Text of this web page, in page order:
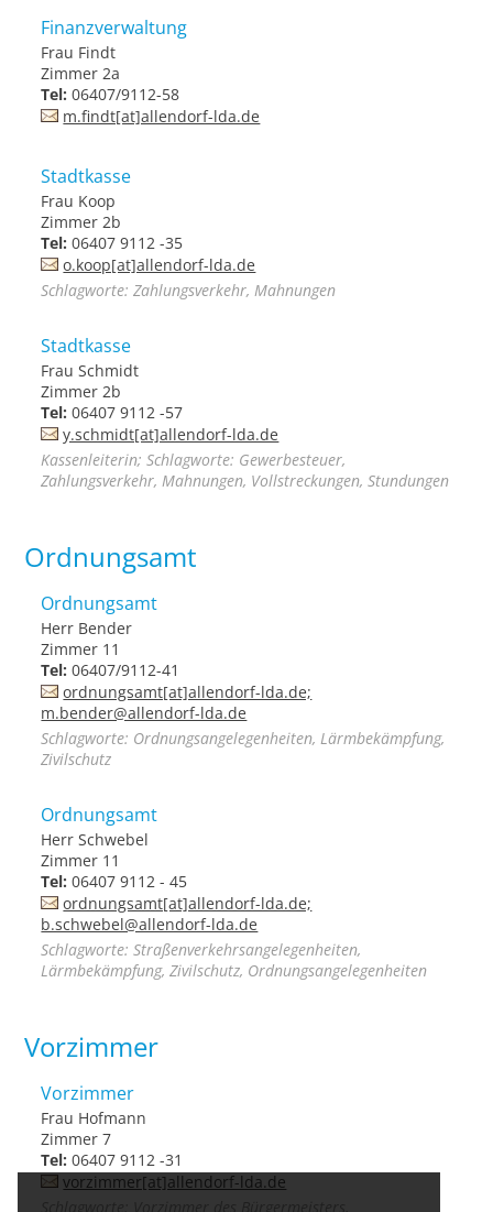
Finanzverwaltung
Frau Findt
Zimmer 2a
Tel: 06407/9112-58
m.findt[at]allendorf-lda.de
Stadtkasse
Frau Koop
Zimmer 2b
Tel: 06407 9112 -35
o.koop[at]allendorf-lda.de
Schlagworte: Zahlungsverkehr, Mahnungen
Stadtkasse
Frau Schmidt
Zimmer 2b
Tel: 06407 9112 -57
y.schmidt[at]allendorf-lda.de
Kassenleiterin; Schlagworte: Gewerbesteuer,
Zahlungsverkehr, Mahnungen, Vollstreckungen, Stundungen
Ordnungsamt
Ordnungsamt
Herr Bender
Zimmer 11
Tel: 06407/9112-41
ordnungsamt[at]allendorf-lda.de;
m.bender@allendorf-lda.de
Schlagworte: Ordnungsangelegenheiten, Lärmbekämpfung,
Zivilschutz
Ordnungsamt
Herr Schwebel
Zimmer 11
Tel: 06407 9112 - 45
ordnungsamt[at]allendorf-lda.de;
b.schwebel@allendorf-lda.de
Schlagworte: Straßenverkehrsangelegenheiten,
Lärmbekämpfung, Zivilschutz, Ordnungsangelegenheiten
Vorzimmer
Vorzimmer
Frau Hofmann
Zimmer 7
Tel: 06407 9112 -31
vorzimmer[at]allendorf-lda.de